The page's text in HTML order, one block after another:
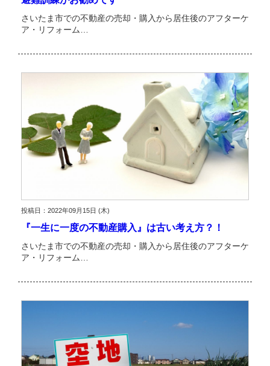
さいたま市での不動産の売却・購入から居住後のアフターケ
ア・リフォーム…
投稿日：2022年09月15日 (木)
『一生に一度の不動産購入』は古い考え方？！
さいたま市での不動産の売却・購入から居住後のアフターケ
ア・リフォーム…